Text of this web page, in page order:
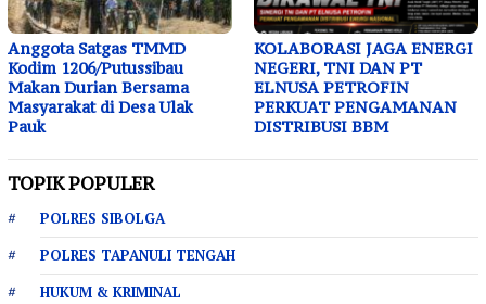
Anggota Satgas TMMD
Kodim 1206/Putussibau
Makan Durian Bersama
Masyarakat di Desa Ulak
Pauk
KOLABORASI JAGA ENERGI
NEGERI, TNI DAN PT
ELNUSA PETROFIN
PERKUAT PENGAMANAN
DISTRIBUSI BBM
TOPIK POPULER
POLRES SIBOLGA
POLRES TAPANULI TENGAH
HUKUM & KRIMINAL